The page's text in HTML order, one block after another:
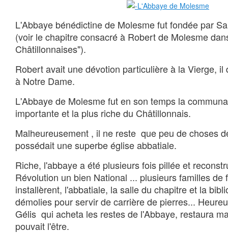
L'Abbaye bénédictine de Molesme fut fondée par
(voir le chapitre consacré à Robert de Molesme
Châtillonnaises").
Robert avait une dévotion particulière à la Vierge, il
à Notre Dame.
L'Abbaye de Molesme fut en son temps la
importante et la plus riche du Châtillonnais.
Malheureusement , il ne reste que peu de choses
possédait une superbe église abbatiale.
Riche, l'abbaye a été plusieurs fois pillée et
Révolution un bien National ... plusieurs familles de
installèrent, l'abbatiale, la salle du chapitre et la
démolies pour servir de carrière de pierres...
Gélis qui acheta les restes de l'Abbaye, restaura
pouvait l'être.